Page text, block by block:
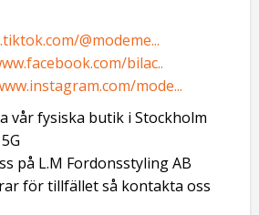
@modeme...
bilac..
mode...
vår fysiska butik i Stockholm
på L.M Fordonsstyling AB
för tillfället så kontakta oss